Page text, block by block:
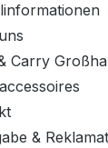
Carry
&